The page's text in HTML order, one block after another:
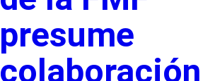
presume
colaboración